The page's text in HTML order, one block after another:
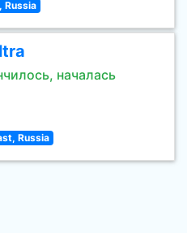
Russia
началась
Russia